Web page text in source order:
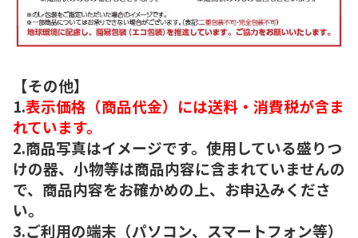
【その他】
1.表示価格（商品代金）には送料・消費税が含ま
れています。
2.商品写真はイメージです。使用している盛りつ
けの器、小物等は商品内容に含まれていませんの
で、商品内容をお確かめの上、お申込みくださ
い。
3.ご利用の端末（パソコン、スマートフォン等）